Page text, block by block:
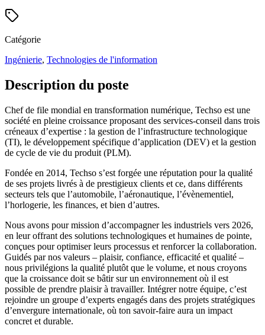
Catégorie
Ingénierie, Technologies de l'information
Description du poste
Chef de file mondial en transformation numérique, Techso est une
société en pleine croissance proposant des services-conseil dans trois
créneaux d’expertise : la gestion de l’infrastructure technologique
(TI), le développement spécifique d’application (DEV) et la gestion
de cycle de vie du produit (PLM).
Fondée en 2014, Techso s’est forgée une réputation pour la qualité
de ses projets livrés à de prestigieux clients et ce, dans différents
secteurs tels que l’automobile, l’aéronautique, l’évènementiel,
l’horlogerie, les finances, et bien d’autres.
Nous avons pour mission d’accompagner les industriels vers 2026,
en leur offrant des solutions technologiques et humaines de pointe,
conçues pour optimiser leurs processus et renforcer la collaboration.
Guidés par nos valeurs – plaisir, confiance, efficacité et qualité –
nous privilégions la qualité plutôt que le volume, et nous croyons
que la croissance doit se bâtir sur un environnement où il est
possible de prendre plaisir à travailler. Intégrer notre équipe, c’est
rejoindre un groupe d’experts engagés dans des projets stratégiques
d’envergure internationale, où ton savoir-faire aura un impact
concret et durable.